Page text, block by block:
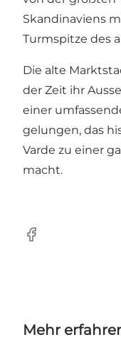
Skandinaviens
Turmspitze des
Die alte
der Zeit ihr
einer
gelungen, das
Varde zu einer
macht.
Facebook
Mehr